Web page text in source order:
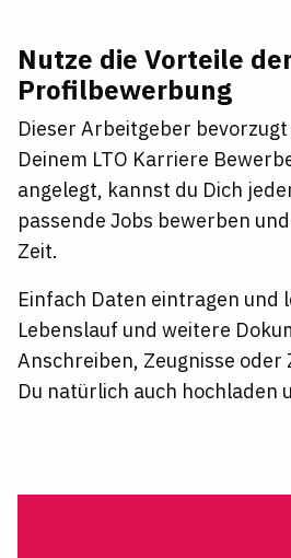
Nutze die Vorteile
Profilbewerbung
Dieser Arbeitgeber
Deinem LTO Karriere
angelegt, kannst du Dich
passende Jobs bewerben
Zeit.
Einfach Daten eintragen und
Lebenslauf und weitere
Anschreiben, Zeugnisse
Du natürlich auch hochladen